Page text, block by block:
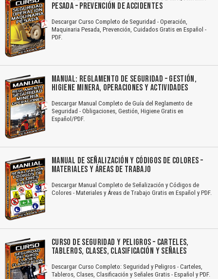
PESADA – PREVENCIÓN DE ACCIDENTES
Descargar Curso Completo de Seguridad - Operación,
Maquinaria Pesada, Prevención, Cuidados Gratis en Español -
PDF.
MANUAL: REGLAMENTO DE SEGURIDAD – GESTIÓN,
HIGIENE MINERA, OPERACIONES Y ACTIVIDADES
Descargar Manual Completo de Guía del Reglamento de
Seguridad - Obligaciones, Gestión, Higiene Gratis en
Español/PDF.
MANUAL DE SEÑALIZACIÓN Y CÓDIGOS DE COLORES –
MATERIALES Y ÁREAS DE TRABAJO
Descargar Manual Completo de Señalización y Códigos de
Colores - Materiales y Áreas de Trabajo Gratis en Español y PDF.
CURSO DE SEGURIDAD Y PELIGROS – CARTELES,
TABLEROS, CLASES, CLASIFICACIÓN Y SEÑALES
Descargar Curso Completo: Seguridad y Peligros - Carteles,
Tableros, Clases, Clasificación y Señales Gratis - Español y PDF.
Texto o Imagen de portada son erróneos.
No carga o no se visualiza el contenido.
Reportar otro tipo de error...